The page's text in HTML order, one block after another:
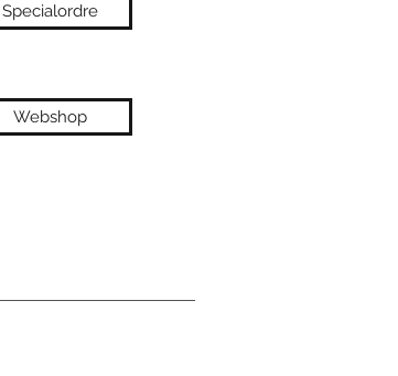
Specialordre
Webshop